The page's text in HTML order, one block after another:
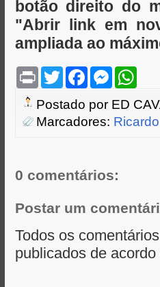
botão direito do
"Abrir link em
ampliada ao
P
n
t
T
w
t
e
F
e
b
o
M
s
e
n
W
t
A
Postado por ED
Marcadores:
0 comentários:
Postar um
Todos os
publicados de